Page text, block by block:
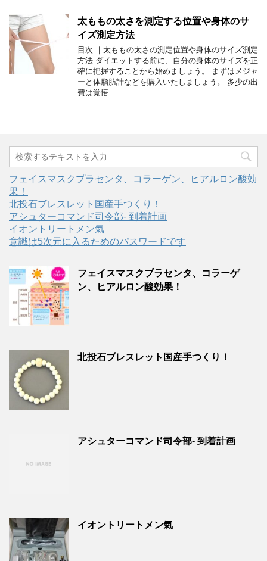
太ももの太さを測定する位置や身体のサ
イズ測定方法
目次 ｜太ももの太さの測定位置や身体のサイズ測定
方法 ダイエットする前に、自分の身体のサイズを正
確に把握することから始めましょう。 まずはメジャ
ーと体脂肪計などを購入いたしましょう。 多少の出
費は覚悟 …
フェイスマスクプラセンタ、コラーゲン、ヒアルロン酸効
果！
北投石ブレスレット国産手つくり！
アシュターコマンド司令部- 到着計画
イオントリートメン氣
意識は5次元に入るためのパスワードです
フェイスマスクプラセンタ、コラーゲ
ン、ヒアルロン酸効果！
北投石ブレスレット国産手つくり！
アシュターコマンド司令部- 到着計画
イオントリートメン氣